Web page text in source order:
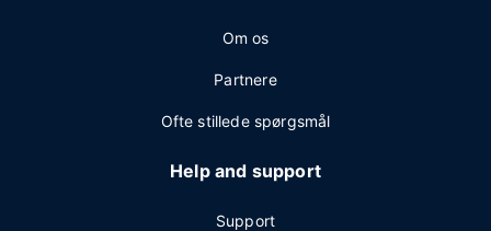
Om os
Partnere
Ofte stillede spørgsmål
Help and support
Support